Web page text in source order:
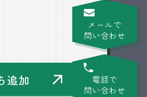
追加
メールで
問い合わせ
電話で
問い合わせ